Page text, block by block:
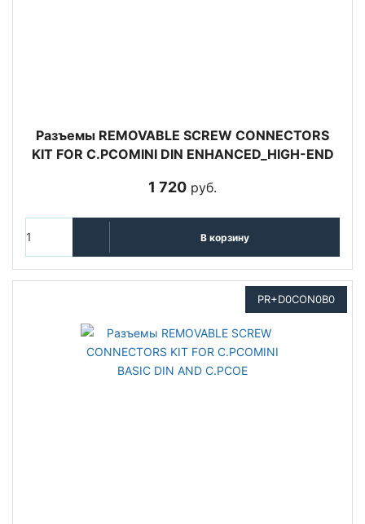
Разъемы REMOVABLE SCREW CONNECTORS
KIT FOR C.PCOMINI DIN ENHANCED_HIGH-END
1 720 руб.
В корзину
PR+D0CON0B0